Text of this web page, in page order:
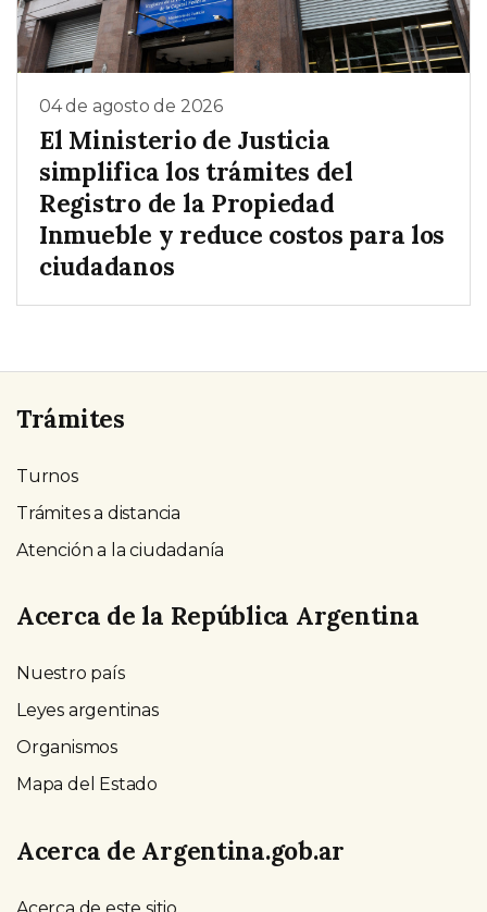
04 de agosto de 2026
El Ministerio de Justicia
simplifica los trámites del
Registro de la Propiedad
Inmueble y reduce costos para los
ciudadanos
Trámites
Turnos
Trámites a distancia
Atención a la ciudadanía
Acerca de la República Argentina
Nuestro país
Leyes argentinas
Organismos
Mapa del Estado
Acerca de Argentina.gob.ar